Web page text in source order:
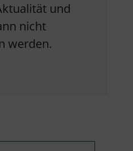
und
nicht
werden.